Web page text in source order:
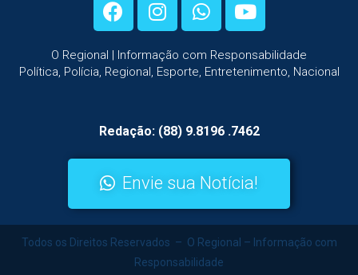
O Regional | Informação com Responsabilidade
Política, Polícia, Regional, Esporte, Entretenimento, Nacional
Redação: (88) 9.8196 .7462
Envie sua Notícia!
Todos os Direitos Reservados – O Regional – Informação com
Responsabilidade